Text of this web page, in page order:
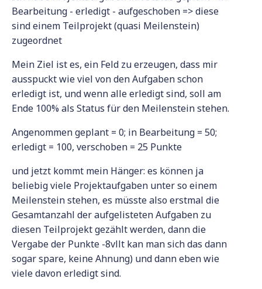
Bearbeitung - erledigt - aufgeschoben => diese
sind einem Teilprojekt (quasi Meilenstein)
zugeordnet
Mein Ziel ist es, ein Feld zu erzeugen, dass mir
ausspuckt wie viel von den Aufgaben schon
erledigt ist, und wenn alle erledigt sind, soll am
Ende 100% als Status für den Meilenstein stehen.
Angenommen geplant = 0; in Bearbeitung = 50;
erledigt = 100, verschoben = 25 Punkte
und jetzt kommt mein Hänger: es können ja
beliebig viele Projektaufgaben unter so einem
Meilenstein stehen, es müsste also erstmal die
Gesamtanzahl der aufgelisteten Aufgaben zu
diesen Teilprojekt gezählt werden, dann die
Vergabe der Punkte -8vllt kan man sich das dann
sogar spare, keine Ahnung) und dann eben wie
viele davon erledigt sind.